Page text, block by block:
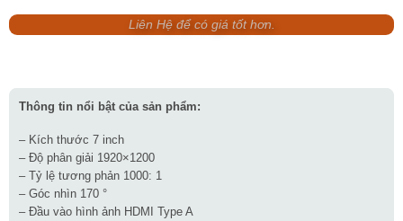
là:
4.990.000 ₫.
tại
là:
Liên Hệ để có giá tốt hơn.
Thông tin nổi bật của sản phẩm:
– Kích thước 7 inch
– Độ phân giải 1920×1200
– Tỷ lệ tương phản 1000: 1
– Góc nhìn 170 °
– Đầu vào hình ảnh HDMI Type A